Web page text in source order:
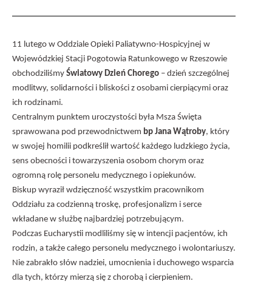
11 lutego w Oddziale Opieki Paliatywno-Hospicyjnej w
Wojewódzkiej Stacji Pogotowia Ratunkowego w Rzeszowie
obchodziliśmy Światowy Dzień Chorego – dzień szczególnej
modlitwy, solidarności i bliskości z osobami cierpiącymi oraz
ich rodzinami.
Centralnym punktem uroczystości była Msza Święta
sprawowana pod przewodnictwem bp Jana Wątroby, który
w swojej homilii podkreślił wartość każdego ludzkiego życia,
sens obecności i towarzyszenia osobom chorym oraz
ogromną rolę personelu medycznego i opiekunów.
Biskup wyraził wdzięczność wszystkim pracownikom
Oddziału za codzienną troskę, profesjonalizm i serce
wkładane w służbę najbardziej potrzebującym.
Podczas Eucharystii modliliśmy się w intencji pacjentów, ich
rodzin, a także całego personelu medycznego i wolontariuszy.
Nie zabrakło słów nadziei, umocnienia i duchowego wsparcia
dla tych, którzy mierzą się z chorobą i cierpieniem.